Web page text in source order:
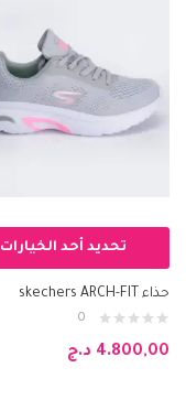
تحديد أحد الخيارات
حذاء skechers ARCH-FIT
0
4.800,00 د.ج